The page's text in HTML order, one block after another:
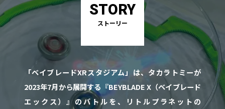
STORY
ストーリー
「ベイブレードXRスタジアム」は、タカラトミーが
2023年7月から展開する『BEYBLADE X（ベイブレード
エックス）』のバトルを、リトルプラネットの